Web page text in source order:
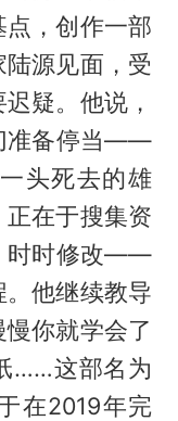
，创作一部
源见面，受
疑。他说，
准备停当——
头死去的雄
在于搜集资
时时修改——
他继续教导
你就学会了
……这部名为
在2019年完